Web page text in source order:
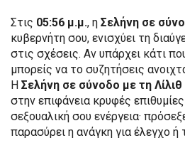
Στις 05:56 μ.μ., η Σελήνη σε
κυβερνήτη σου, ενισχύει τη
στις σχέσεις. Αν υπάρχει κάτι
μπορείς να το συζητήσεις
Η Σελήνη σε σύνοδο με τη Λίλιθ
στην επιφάνεια κρυφές επιθυμίες
σεξουαλική σου ενέργεια·
παρασύρει η ανάγκη για έλεγχο ή